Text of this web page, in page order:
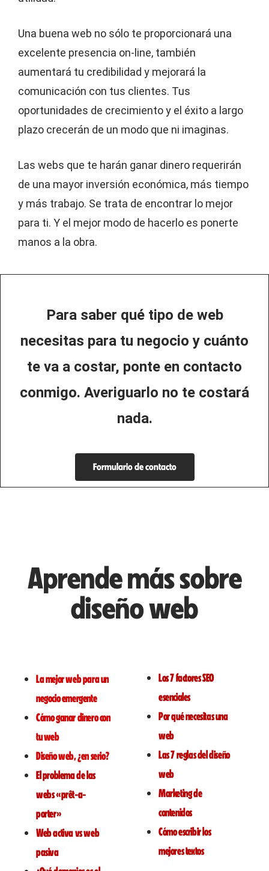
Una buena web no sólo te proporcionará una
excelente presencia on-line, también
aumentará tu credibilidad y mejorará la
comunicación con tus clientes. Tus
oportunidades de crecimiento y el éxito a largo
plazo crecerán de un modo que ni imaginas.
Las webs que te harán ganar dinero requerirán
de una mayor inversión económica, más tiempo
y más trabajo. Se trata de encontrar lo mejor
para ti. Y el mejor modo de hacerlo es ponerte
manos a la obra.
Para saber qué tipo de web
necesitas para tu negocio y cuánto
te va a costar, ponte en contacto
conmigo. Averiguarlo no te costará
nada.
Formulario de contacto
Aprende más sobre
diseño web
La mejor web para un
negocio emergente
Cómo ganar dinero con
tu web
Diseño web, ¿en serio?
El problema de las
webs «prêt-a-
porter»
Web activa vs web
pasiva
Los 7 factores SEO
esenciales
Por qué necesitas una
web
Las 7 reglas del diseño
web
Marketing de
contenidos
Cómo escribir los
mejores textos